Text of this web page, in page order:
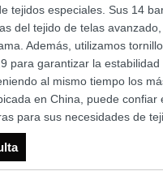
tejidos especiales. Sus 14
del tejido de telas
Además, utilizamos
para garantizar la
al mismo tiempo los
en China, puede confiar
para sus necesidades de